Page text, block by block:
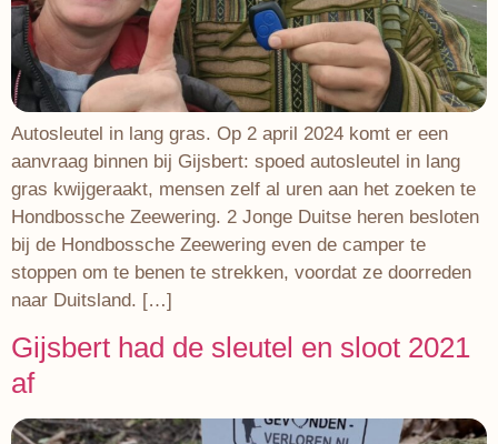
Autosleutel in lang gras. Op 2 april 2024 komt er een
aanvraag binnen bij Gijsbert: spoed autosleutel in lang
gras kwijgeraakt, mensen zelf al uren aan het zoeken te
Hondbossche Zeewering. 2 Jonge Duitse heren besloten
bij de Hondbossche Zeewering even de camper te
stoppen om te benen te strekken, voordat ze doorreden
naar Duitsland. […]
Gijsbert had de sleutel en sloot 2021
af